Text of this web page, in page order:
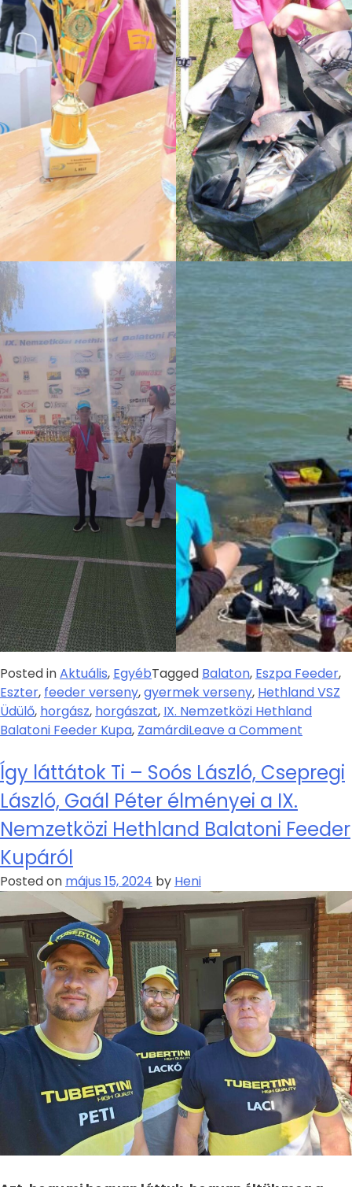
Posted inAktuális, EgyébTagged Balaton, Eszpa Feeder,
Eszter, feeder verseny,gyermek verseny, Hethland VSZ
Üdülő, horgász, horgászat, IX. Nemzetközi Hethland
Balatoni Feeder Kupa, ZamárdiLeave a Comment
Így láttátok Ti – Soós László, Csepregi
László, Gaál Péter élményei a IX.
Nemzetközi Hethland Balatoni Feeder
Kupáról
Posted on május 15, 2024 by Heni